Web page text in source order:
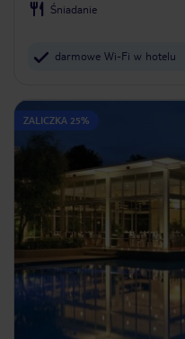
Śniadanie
darmowe Wi-Fi w hotelu
ZALICZKA 25%